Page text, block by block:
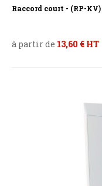
Raccord court - (RP-KV)
à partir de 13,60 € HT